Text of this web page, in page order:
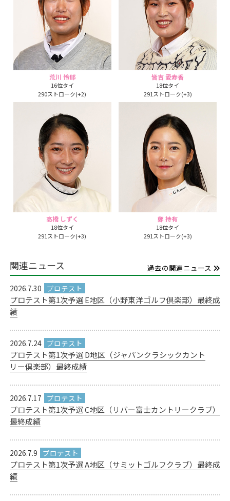
荒川 怜郁
16位タイ
290ストローク(+2)
皆吉 愛寿香
18位タイ
291ストローク(+3)
高橋 しずく
18位タイ
291ストローク(+3)
鄭 持有
18位タイ
291ストローク(+3)
関連ニュース
過去の関連ニュース
2026.7.30
プロテスト第1次予選 E地区（小野東洋ゴルフ倶楽部）最終成
績
2026.7.24
プロテスト第1次予選 D地区（ジャパンクラシックカント
リー倶楽部）最終成績
2026.7.17
プロテスト第1次予選 C地区（リバー富士カントリークラブ）
最終成績
2026.7.9
プロテスト第1次予選 A地区（サミットゴルフクラブ）最終成
績